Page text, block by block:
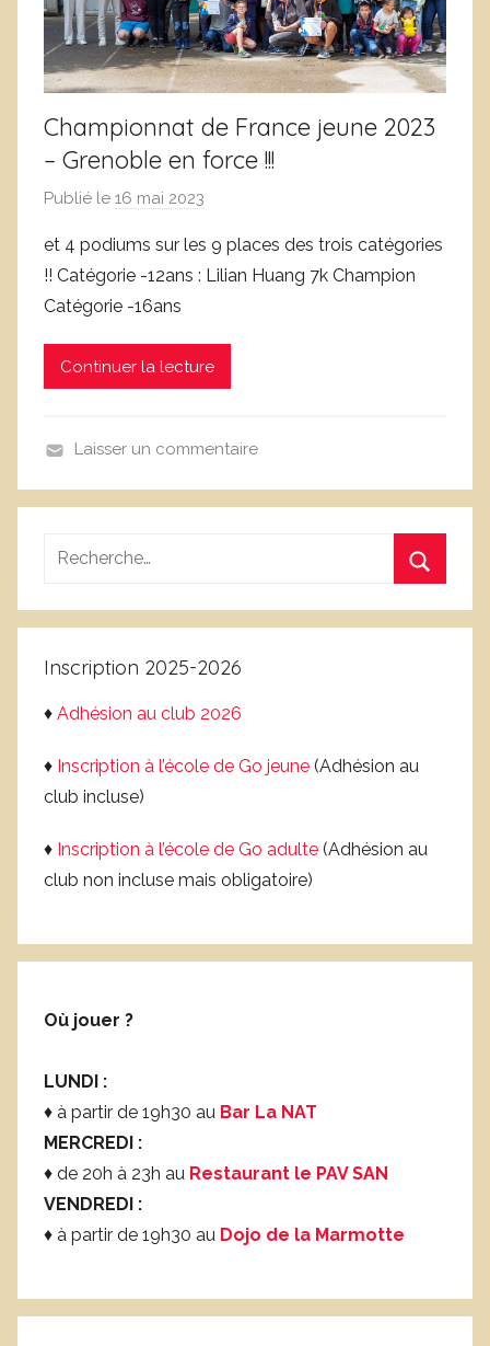
Championnat de France jeune 2023
– Grenoble en force !!!
Publié le 16 mai 2023
r
L
i
c
f
b
et 4 podiums sur les 9 places des trois catégories
!! Catégorie -12ans : Lilian Huang 7k Champion
Catégorie -16ans
Continuer la lecture
i
l
o
,
N
t
i
a
Laisser un commentaire
Recherche
:
Inscription 2025-2026
♦ Adhésion au club 2026
♦ Inscription à l’école de Go jeune (Adhésion au
club incluse)
♦ Inscription à l’école de Go adulte (Adhésion au
club non incluse mais obligatoire)
Où jouer ?
LUNDI :
♦ à partir de 19h30 au Bar La NAT
MERCREDI :
♦ de 20h à 23h au Restaurant le PAV SAN
VENDREDI :
♦ à partir de 19h30 au Dojo de la Marmotte